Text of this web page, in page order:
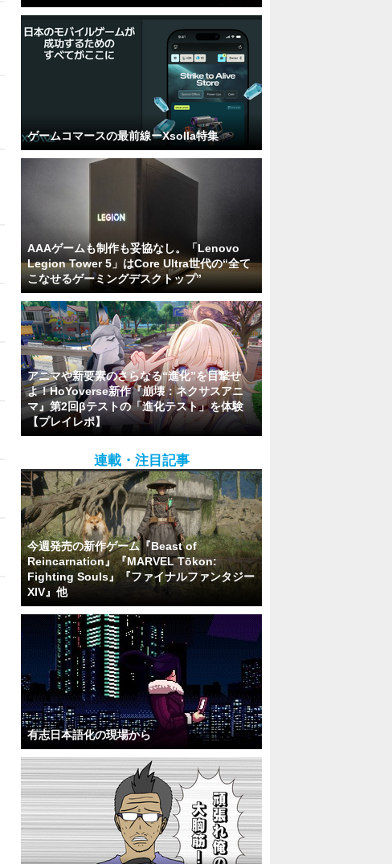
ゲームコマースの最前線ーXsolla特集
AAAゲームも制作も妥協なし。「Lenovo
Legion Tower 5」はCore Ultra世代の“全て
こなせるゲーミングデスクトップ”
アニマや新要素のさらなる“進化”を目撃せ
よ！HoYoverse新作『崩壊：ネクサスアニ
マ』第2回βテストの「進化テスト」を体験
【プレイレポ】
連載・注目記事
今週発売の新作ゲーム『Beast of
Reincarnation』『MARVEL Tōkon:
Fighting Souls』『ファイナルファンタジー
XIV』他
有志日本語化の現場から